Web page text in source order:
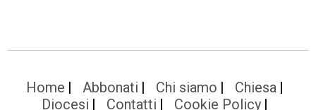
Home Abbonati Chi siamo
Chiesa
Diocesi
Contatti
Cookie Policy